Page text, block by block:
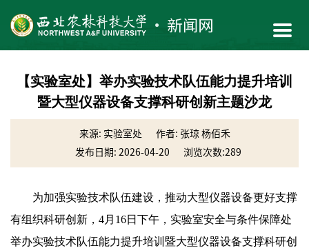
【实验室处】举办实验技术队伍能力提升培训
暨大型仪器设备支撑科研创新主题沙龙
来源: 实验室处
作者: 张琼 杨佰禾
发布日期: 2026-04-20
浏览次数:289
为加强实验技术队伍建设，推动大型仪器设备更好支撑
有组织科研创新，4月16日下午，实验室安全与条件保障处
举办实验技术队伍能力提升培训暨大型仪器设备支撑科研创